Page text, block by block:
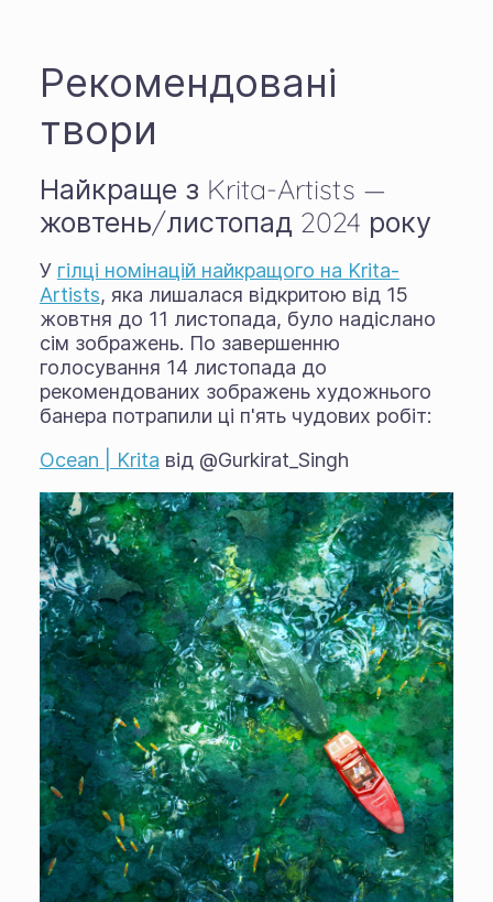
Рекомендовані
твори
Найкраще з Krita-Artists —
жовтень/листопад 2024 року
У гілці номінацій найкращого на Krita-
Artists, яка лишалася відкритою від 15
жовтня до 11 листопада, було надіслано
сім зображень. По завершенню
голосування 14 листопада до
рекомендованих зображень художнього
банера потрапили ці п'ять чудових робіт:
Ocean | Krita від @Gurkirat_Singh